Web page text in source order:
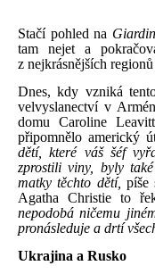
Stačí pohled na
tam nejet a
z nejkrásnějších
Dnes, kdy vzniká
velvyslanectví v
domu Caroline
připomnělo americký
dětí, které váš šéf
zprostili viny, byly
matky těchto dětí, píše
Agatha Christie to
nepodobá ničemu
pronásleduje a drtí
Ukrajina a Rusko